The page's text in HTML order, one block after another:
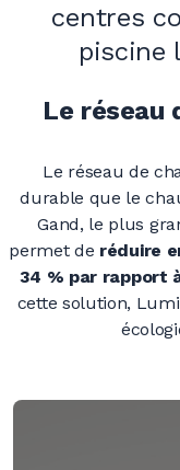
centres
piscine
Le réseau
Le réseau de
durable que le
Gand, le plus
permet de réduire
34 % par rapport
cette solution,